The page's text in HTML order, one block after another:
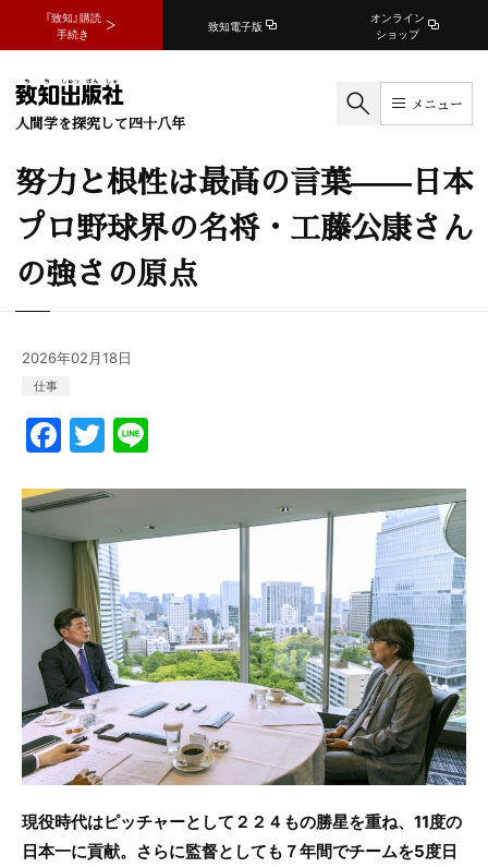
『致知』購読
手続き
致知電子版
オンライン
ショップ
人間学を探究して四十八年
メニュー
努力と根性は最高の言葉——日本
プロ野球界の名将・工藤公康さん
の強さの原点
2026年02月18日
仕事
F
a
c
e
b
o
o
k
T
w
itt
er
e
現役時代はピッチャーとして２２４もの勝星を重ね、11度の
日本一に貢献。さらに監督としても７年間でチームを5度日